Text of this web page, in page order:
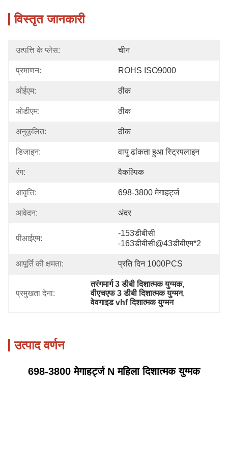
विस्तृत जानकारी
उत्पत्ति के प्लेस: चीन
प्रमाणन: ROHS ISO9000
ओईएम: ठीक
ओडीएम: ठीक
अनुकूलित: ठीक
डिजाइन: वायु ढांकता हुआ स्ट्रिपलाइन
रंग: वैकल्पिक
आवृत्ति: 698-3800 मेगाहर्ट्ज
आवेदन: अंदर
पीआईएम:
-153डीबीसी
-163डीबीसी@43डीबीएम*2
आपूर्ति की क्षमता: प्रति दिन 1000PCS
प्रमुखता देना:
तरंगमार्ग 3 डीबी दिशात्मक युग्मक,
वीएचएफ 3 डीबी दिशात्मक युग्मन,
वेवगाइड vhf दिशात्मक युग्मन
उत्पाद वर्णन
698-3800 मेगाहर्ट्ज N महिला दिशात्मक युग्मक